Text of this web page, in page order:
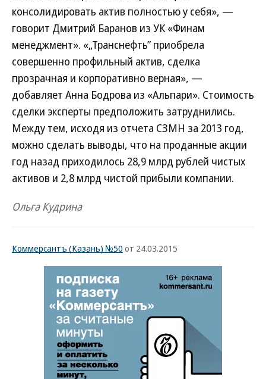
консолидировать актив полностью у себя», —
говорит Дмитрий Баранов из УК «Финам
менеджмент». «„Транснефть” приобрела
совершенно профильный актив, сделка
прозрачная и корпоративно верная», —
добавляет Анна Бодрова из «Альпари». Стоимость
сделки эксперты предположить затруднились.
Между тем, исходя из отчета СЗМН за 2013 год,
можно сделать выводы, что на проданные акции
год назад приходилось 28,9 млрд рублей чистых
активов и 2,8 млрд чистой прибыли компании.
Ольга Кудрина
Коммерсантъ (Казань) №50 от 24.03.2015